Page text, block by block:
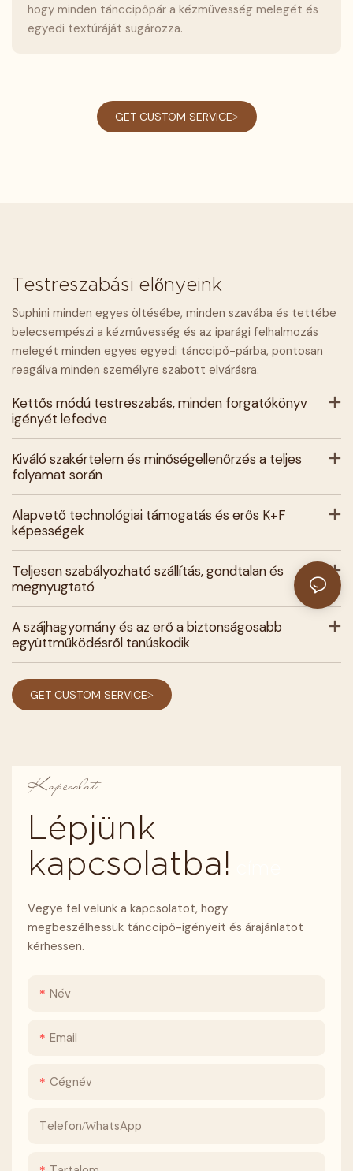
hogy minden tánccipőpár a kézművesség melegét és
egyedi textúráját sugározza.
GET CUSTOM SERVICE>
Testreszabási előnyeink
Suphini minden egyes öltésébe, minden szavába és tettébe
belecsempészi a kézművesség és az iparági felhalmozás
melegét minden egyes egyedi tánccipő-párba, pontosan
reagálva minden személyre szabott elvárásra.
Kettős módú testreszabás, minden forgatókönyv
igényét lefedve
Kiváló szakértelem és minőségellenőrzés a teljes
folyamat során
Alapvető technológiai támogatás és erős K+F
képességek
Teljesen szabályozható szállítás, gondtalan és
megnyugtató
A szájhagyomány és az erő a biztonságosabb
együttműködésről tanúskodik
GET CUSTOM SERVICE>
Kapcsolat
Lépjünk
kapcsolatba!
Vegye fel velünk a kapcsolatot, hogy
megbeszélhessük tánccipő-igényeit és árajánlatot
kérhessen.
Név
Email
Cégnév
Telefon/WhatsApp